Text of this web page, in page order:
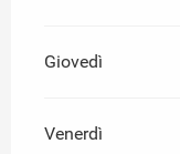
Giovedì
Venerdì